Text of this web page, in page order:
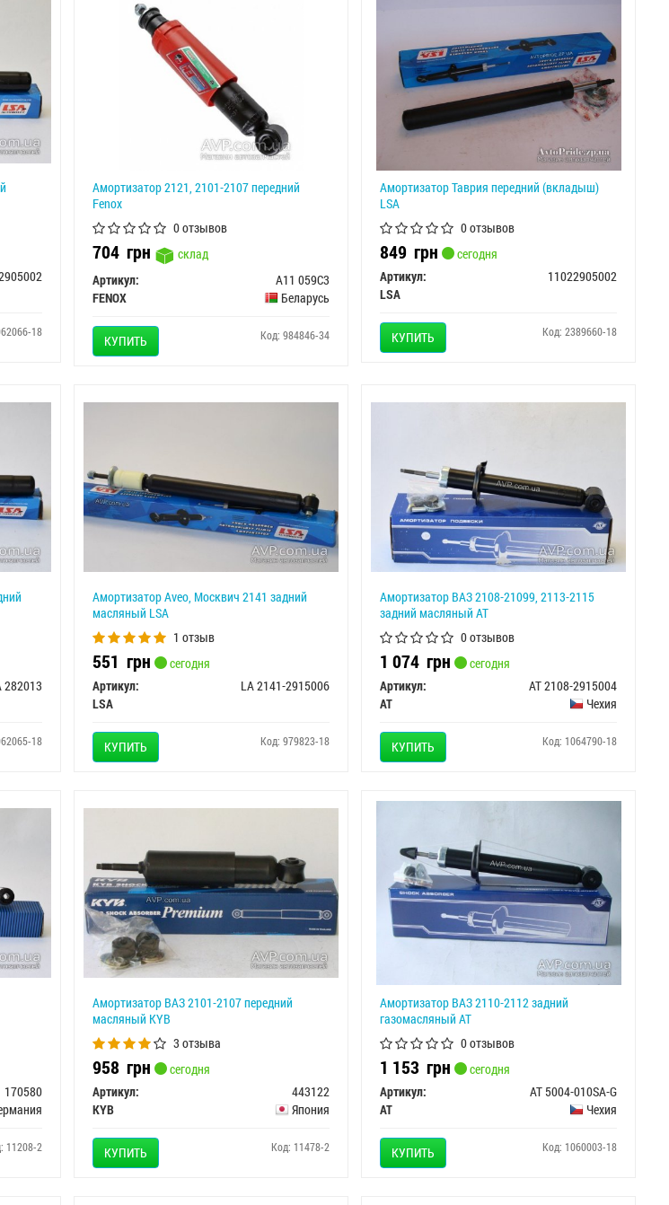
18
Амортизатор 2121, 2101-2107 передний
Fenox
0 отзывов
704грн
склад
Артикул:
A11 059C3
FENOX
Беларусь
КУПИТЬ Код: 984846-34
Амортизатор Таврия передний (вкладыш)
LSA
0 отзывов
849грн
сегодня
Артикул:
11022905002
LSA
КУПИТЬ Код: 2389660-18
282013
18
Амортизатор Aveo, Москвич 2141 задний
масляный LSA
1 отзыв
551грн
сегодня
Артикул:
LA 2141-2915006
LSA
КУПИТЬ Код: 979823-18
Амортизатор ВАЗ 2108-21099, 2113-2115
задний масляный АТ
0 отзывов
1 074грн
сегодня
Артикул:
AT 2108-2915004
AT
Чехия
КУПИТЬ Код: 1064790-18
170580
11208-2
Амортизатор ВАЗ 2101-2107 передний
масляный KYB
3 отзыва
958грн
сегодня
Артикул:
443122
KYB
Япония
КУПИТЬ Код: 11478-2
Амортизатор ВАЗ 2110-2112 задний
газомасляный АТ
0 отзывов
1 153грн
сегодня
Артикул:
AT 5004-010SA-G
AT
Чехия
КУПИТЬ Код: 1060003-18